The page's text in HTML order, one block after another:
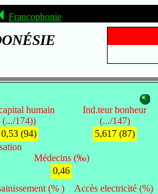
Francophonie
humain
(.../174))
Ind.teur bonheur
(.../147)
0,53 (94)
5,617 (87)
Médecins (‰)
0,46
(% )
Accès electricité (%)